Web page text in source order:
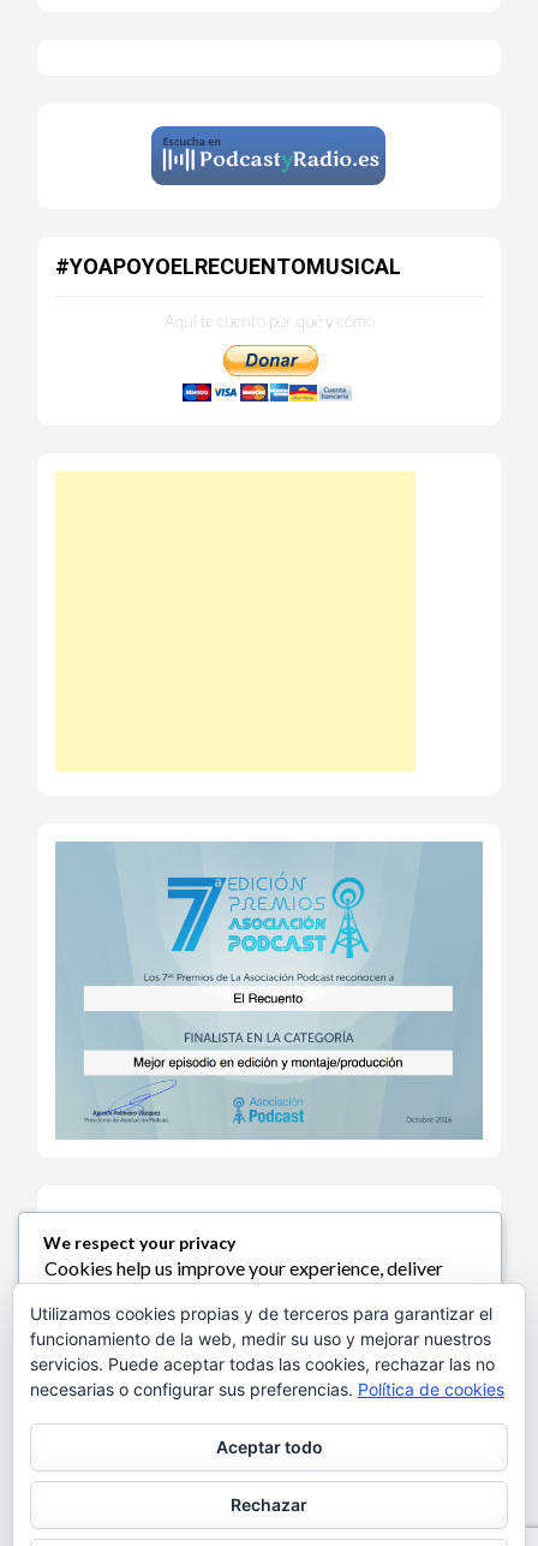
#YOAPOYOELRECUENTOMUSICAL
Aquí te cuento por qué y cómo
Política de Cookies
Política de Privacidad
We respect your privacy
Cookies help us improve your experience, deliver
choose which cookies to allow by clicking
Customize. Click Accept All to consent orReject
Allto decline non-essential cookies.
Customize
Reject All
Accept All
Utilizamos cookies propias y de terceros para garantizar el
funcionamiento de la web, medir su uso y mejorar nuestros
servicios. Puede aceptar todas las cookies, rechazar las no
necesarias o configurar sus preferencias. Política de cookies
Aceptar todo
Rechazar